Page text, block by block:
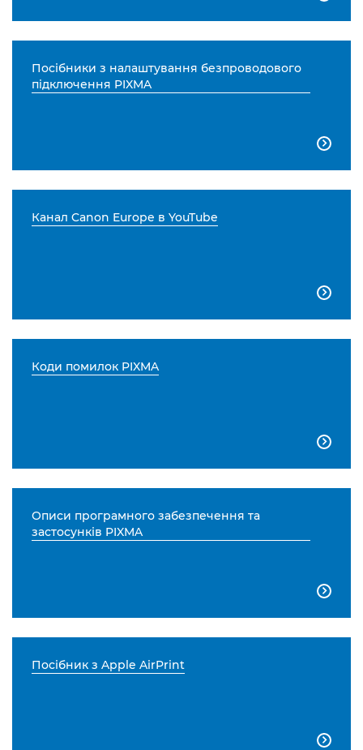
Посібники з налаштування безпроводового
підключення PIXMA

Канал Canon Europe в YouTube

Коди помилок PIXMA

Описи програмного забезпечення та
застосунків PIXMA

Посібник з Apple AirPrint
